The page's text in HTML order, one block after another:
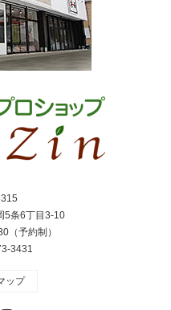
5条6丁目3-10
（予約制）
3431
ップ